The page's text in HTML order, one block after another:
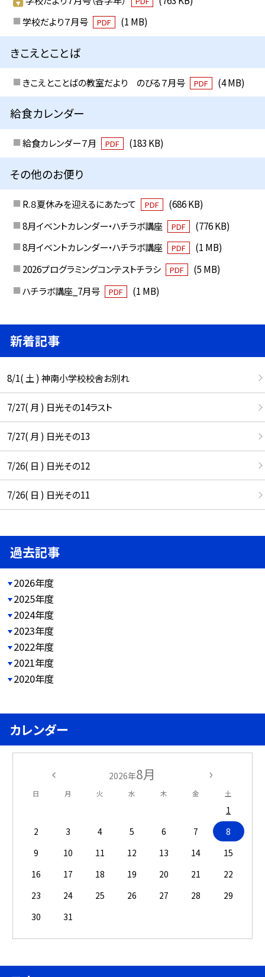
学校だより７月号
PDF (1 MB)
きこえとことば
きこえとことばの教室だより のびる７月号 PDF (4 MB)
給食カレンダー
給食カレンダー７月 PDF (183 KB)
その他のお便り
R.８夏休みを迎えるにあたって PDF
(686 KB)
8月イベントカレンダー・ハチラボ講座
PDF
(776 KB)
8月イベントカレンダー・ハチラボ講座
PDF
(1 MB)
2026プログラミングコンテストチラシ
PDF
(5 MB)
ハチラボ講座_7月号
PDF (1 MB)
新着記事
8/1( 土 ) 神南小学校校舎お別れ
7/27( 月 ) 日光その14ラスト
7/27( 月 ) 日光その13
7/26( 日 ) 日光その12
7/26( 日 ) 日光その11
過去記事
2026年度
2025年度
2024年度
2023年度
2022年度
2021年度
2020年度
カレンダー
2026年8月
日 月 火 水 木 金 土
1
2
3 4 5 6 7
8
9
10 11 12 13 14
15
16
17 18 19 20 21
22
23
24 25 26 27 28
29
30
31